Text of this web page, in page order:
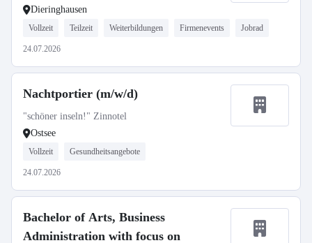
Dieringhausen
Vollzeit Teilzeit Weiterbildungen Firmenevents Jobrad
24.07.2026
Nachtportier (m/w/d)
"schöner inseln!" Zinnotel
Ostsee
Vollzeit Gesundheitsangebote
24.07.2026
Bachelor of Arts, Business
Administration with focus on